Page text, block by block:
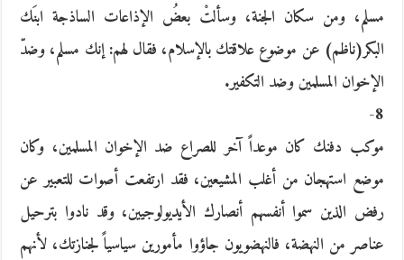
مسلم، ومن سكان الجنة، وسألتْ بعضُ الإذاعات الساذجة ابنَك
البكر(ناظم) عن موضوع علاقتك بالإسلام، فقال لهم: إنك مسلم، وضدّ
الإخوان المسلمين وضد التكفير.
8-
موكب دفنك كان موعداً آخر للصراع ضد الإخوان المسلمين، وكان
موضع استهجان من أغلب المشيعين، فقد ارتفعت أصوات للتعبير عن
رفض الذين سموا أنفسهم أنصارك الأيديولوجيين، وقد نادوا بترحيل
عناصر من النهضة، فالنهضويون جاؤوا مأمورين سياسياً لجنازتك، لأنهم